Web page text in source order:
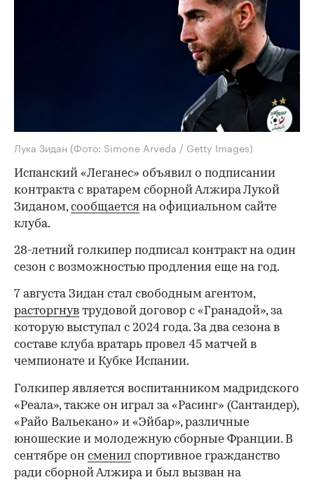
Лука Зидан (Фото: Simone Arveda / Getty Images)
Испанский «Леганес» объявил о подписании
контракта с вратарем сборной Алжира Лукой
Зиданом,сообщается на официальном сайте
клуба.
28-летний голкипер подписал контракт на один
сезон с возможностью продления еще на год.
7 августа Зидан стал свободным агентом,
расторгнув трудовой договор с «Гранадой», за
которую выступал с 2024 года. За два сезона в
составе клуба вратарь провел 45 матчей в
чемпионате и Кубке Испании.
Голкипер является воспитанником мадридского
«Реала», также он играл за «Расинг» (Сантандер),
«Райо Вальекано» и «Эйбар», различные
юношеские и молодежную сборные Франции. В
сентябре он сменил спортивное гражданство
ради сборной Алжира и был вызван на